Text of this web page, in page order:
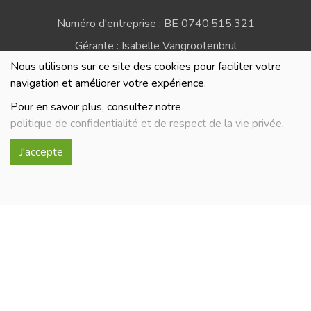
Nous utilisons sur ce site des cookies pour faciliter votre
navigation et améliorer votre expérience.
Pour en savoir plus, consultez notre
politique de confidentialité et de respect de la vie privée.
J'accepte
Numéro d'entreprise : BE 0740.515.321
Gérante : Isabelle Vangrootenbrul
Politique de confidentialité et de respect de la vie
privée